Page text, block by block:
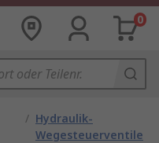
0
/ Hydraulik-
Wegesteuerventile